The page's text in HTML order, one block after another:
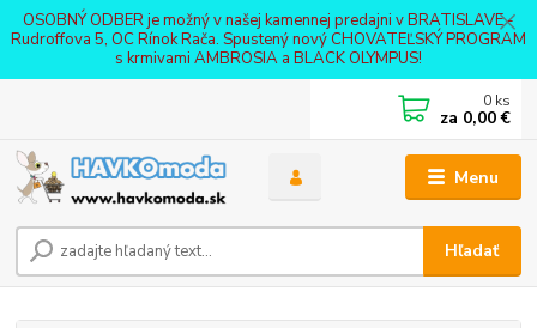
OSOBNÝ ODBER je možný v našej kamennej predajni v BRATISLAVE -
Rudroffova 5, OC Rínok Rača. Spustený nový CHOVATEĽSKÝ PROGRAM
s krmivami AMBROSIA a BLACK OLYMPUS!
Menu
Hľadať
0 ks
za 0,00 €